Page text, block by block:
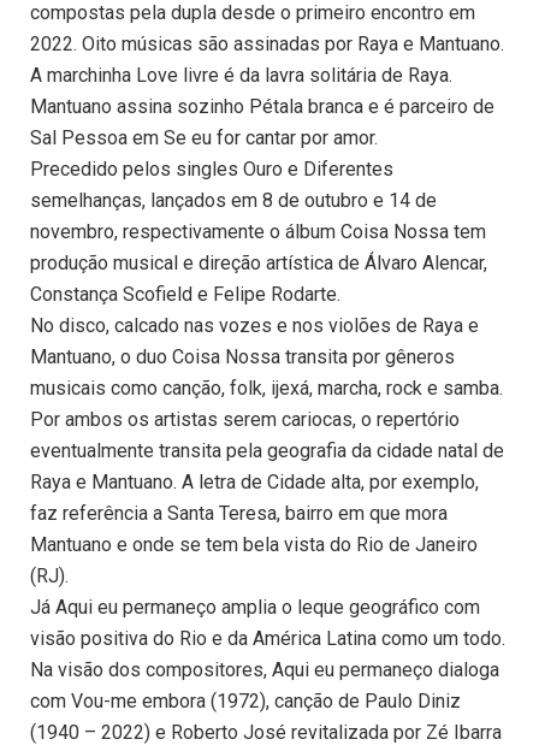
compostas pela dupla desde o primeiro encontro em
2022. Oito músicas são assinadas por Raya e Mantuano.
A marchinha Love livre é da lavra solitária de Raya.
Mantuano assina sozinho Pétala branca e é parceiro de
Sal Pessoa em Se eu for cantar por amor.
Precedido pelos singles Ouro e Diferentes
semelhanças, lançados em 8 de outubro e 14 de
novembro, respectivamente o álbum Coisa Nossa tem
produção musical e direção artística de Álvaro Alencar,
Constança Scofield e Felipe Rodarte.
No disco, calcado nas vozes e nos violões de Raya e
Mantuano, o duo Coisa Nossa transita por gêneros
musicais como canção, folk, ijexá, marcha, rock e samba.
Por ambos os artistas serem cariocas, o repertório
eventualmente transita pela geografia da cidade natal de
Raya e Mantuano. A letra de Cidade alta, por exemplo,
faz referência a Santa Teresa, bairro em que mora
Mantuano e onde se tem bela vista do Rio de Janeiro
(RJ).
Já Aqui eu permaneço amplia o leque geográfico com
visão positiva do Rio e da América Latina como um todo.
Na visão dos compositores, Aqui eu permaneço dialoga
com Vou-me embora (1972), canção de Paulo Diniz
(1940 – 2022) e Roberto José revitalizada por Zé Ibarra